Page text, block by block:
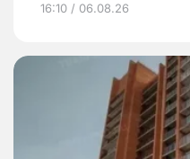
16:10 / 06.08.26